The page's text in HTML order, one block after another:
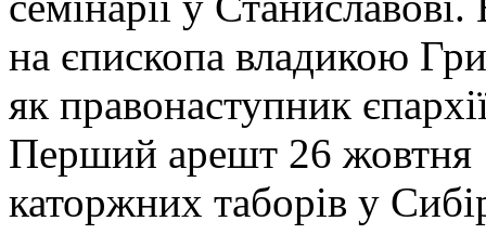
на єпископа владикою
як правонаступник
Перший арешт 26 жовтня
каторжних таборів у